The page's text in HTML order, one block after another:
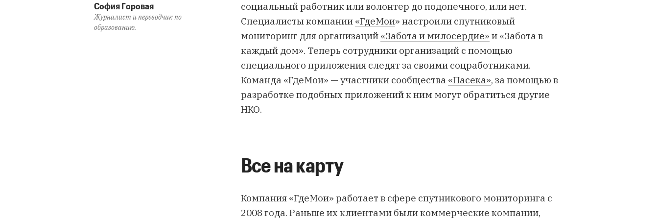
София Горовая
Журналист и переводчик по
образованию.
социальный работник или волонтер до подопечного, или нет.
Специалисты компании «ГдеМои» настроили спутниковый
мониторинг для организаций «Забота и милосердие» и «Забота в
каждый дом». Теперь сотрудники организаций с помощью
специального приложения следят за своими соцработниками.
Команда «ГдеМои» — участники сообщества «Пасека», за помощью в
разработке подобных приложений к ним могут обратиться другие
НКО.
Все на карту
Компания «ГдеМои» работает в сфере спутникового мониторинга с
2008 года. Раньше их клиентами были коммерческие компании,